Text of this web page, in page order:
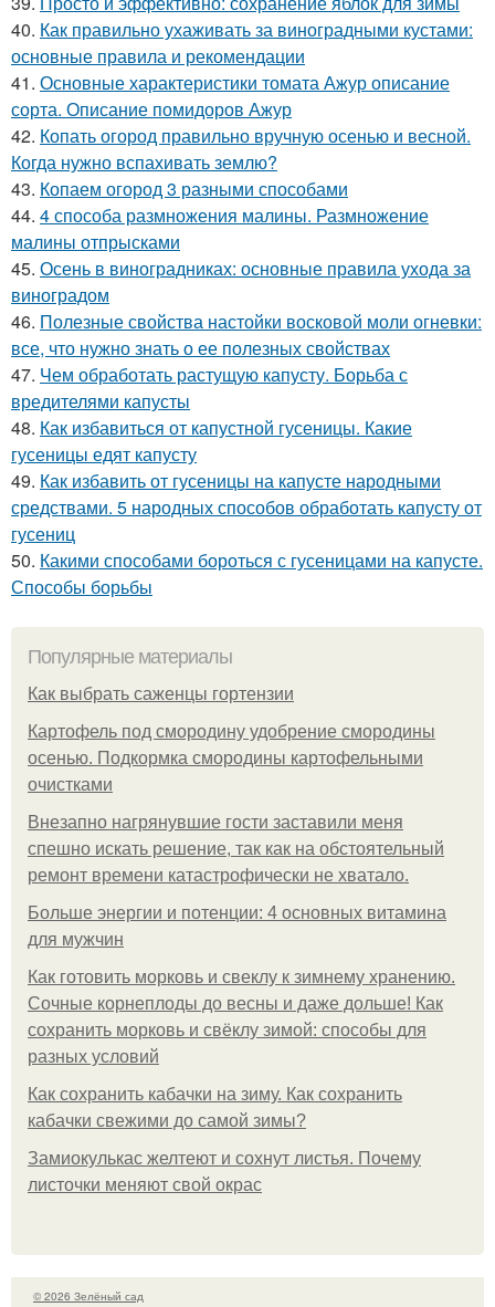
40. Как правильно ухаживать за виноградными кустами:
основные правила и рекомендации
41. Основные характеристики томата Ажур описание
сорта. Описание помидоров Ажур
42. Копать огород правильно вручную осенью и весной.
Когда нужно вспахивать землю?
43. Копаем огород 3 разными способами
44. 4 способа размножения малины. Размножение
малины отпрысками
45. Осень в виноградниках: основные правила ухода за
виноградом
46. Полезные свойства настойки восковой моли огневки:
все, что нужно знать о ее полезных свойствах
47. Чем обработать растущую капусту. Борьба с
вредителями капусты
48. Как избавиться от капустной гусеницы. Какие
гусеницы едят капусту
49. Как избавить от гусеницы на капусте народными
средствами. 5 народных способов обработать капусту от
гусениц
50. Какими способами бороться с гусеницами на капусте.
Способы борьбы
Популярные материалы
Как выбрать саженцы гортензии
Картофель под смородину удобрение смородины
осенью. Подкормка смородины картофельными
очистками
Внезапно нагрянувшие гости заставили меня
спешно искать решение, так как на обстоятельный
ремонт времени катастрофически не хватало.
Больше энергии и потенции: 4 основных витамина
для мужчин
Как готовить морковь и свеклу к зимнему хранению.
Сочные корнеплоды до весны и даже дольше! Как
сохранить морковь и свёклу зимой: способы для
разных условий
Как сохранить кабачки на зиму. Как сохранить
кабачки свежими до самой зимы?
Замиокулькас желтеют и сохнут листья. Почему
листочки меняют свой окрас
© 2026 Зелёный сад